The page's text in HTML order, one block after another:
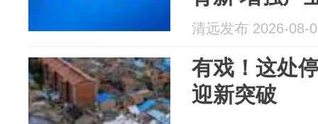
清远发布 2026-08-
有戏！这处
迎新突破